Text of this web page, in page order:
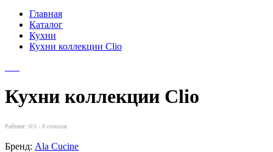
Главная
Каталог
Кухни
Кухни коллекции Clio
Кухни коллекции Clio
Рейтинг: 0/5 - 0 голосов
Бренд: Ala Cucine